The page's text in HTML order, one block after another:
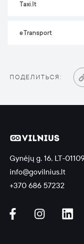
Taxi.lt
eTransport
ПОДЕЛИТЬСЯ:
Gynėjų g. 16, LT-
info@govilnius.lt
+370 686 57232